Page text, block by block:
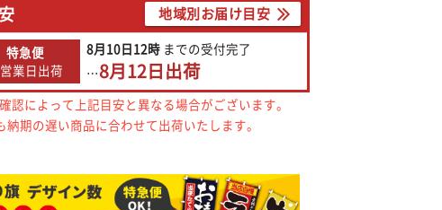
地域別お届け目安
特急便
業日出荷
8月10日12時 までの受付完了
…8月12日出荷
によって上記目安と異なる場合がございます。
期の遅い商品に合わせて出荷いたします。